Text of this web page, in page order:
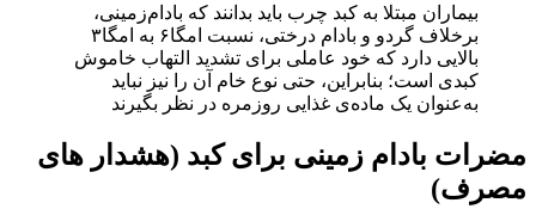
بیماران مبتلا به کبد چرب باید بدانند که بادام‌زمینی،
برخلاف گردو و بادام درختی، نسبت امگا‌۶ به امگا‌۳
بالایی دارد که خود عاملی برای تشدید التهاب خاموش
کبدی است؛ بنابراین، حتی نوع خام آن را نیز نباید
به‌عنوان یک ماده‌ی غذایی روزمره در نظر بگیرند
مضرات بادام زمینی برای کبد (هشدار های
مصرف)